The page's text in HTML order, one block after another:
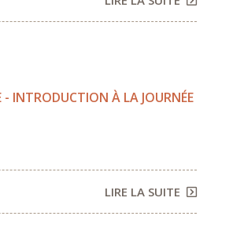
- INTRODUCTION À LA JOURNÉE
LIRE LA SUITE